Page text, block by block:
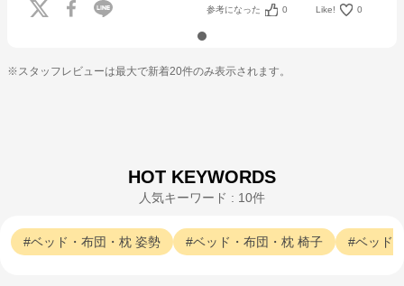
参考になった 0 Like! 0
※スタッフレビューは最大で新着20件のみ表示されます。
HOT KEYWORDS
人気キーワード : 10件
ベッド・布団・枕 姿勢 ベッド・布団・枕 椅子 ベッド
らなど、様々な寝具であなたの快適な睡眠をサポー
寝具のことならnishikawa（西川）におまかせくださ